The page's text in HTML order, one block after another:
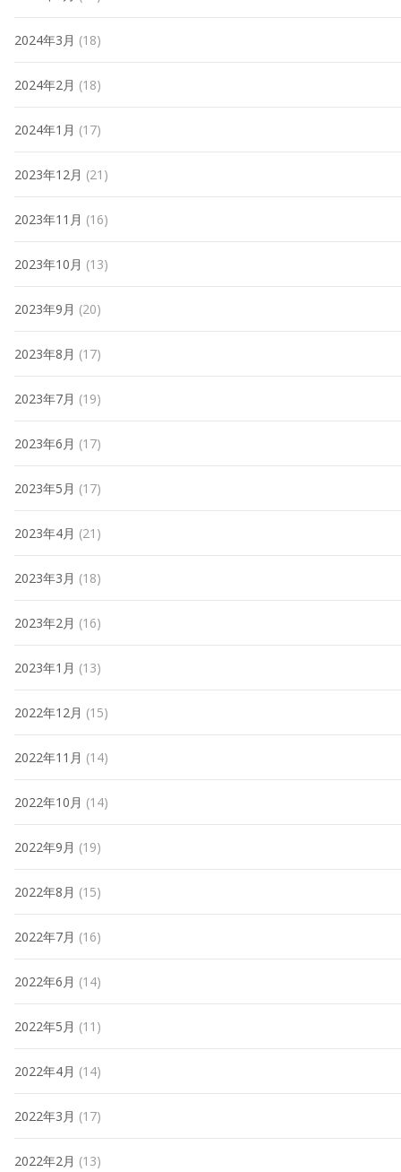
2024年3月 (18)
2024年2月 (18)
2024年1月 (17)
2023年12月 (21)
2023年11月 (16)
2023年10月 (13)
2023年9月 (20)
2023年8月 (17)
2023年7月 (19)
2023年6月 (17)
2023年5月 (17)
2023年4月 (21)
2023年3月 (18)
2023年2月 (16)
2023年1月 (13)
2022年12月 (15)
2022年11月 (14)
2022年10月 (14)
2022年9月 (19)
2022年8月 (15)
2022年7月 (16)
2022年6月 (14)
2022年5月 (11)
2022年4月 (14)
2022年3月 (17)
2022年2月 (13)